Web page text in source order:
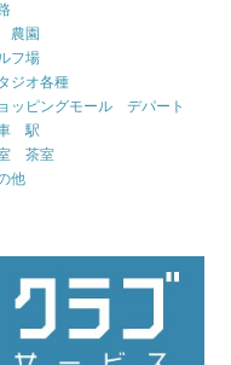
農園
フ場
ジオ各種
ッピングモール デパート
駅
茶室
他